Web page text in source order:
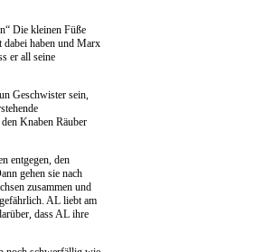
Die kleinen Füße
dabei haben und Marx
er all seine
Geschwister sein,
Knaben Räuber
entgegen, den
gehen sie nach
zusammen und
AL liebt am
dass AL ihre